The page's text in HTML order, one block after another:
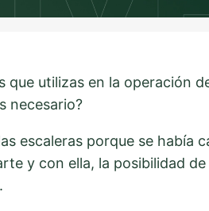
utilizas en la operación
necesario?
escaleras porque se había
y con ella, la posibilidad de